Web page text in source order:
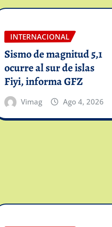
INTERNACIONAL
Sismo de magnitud 5,1
ocurre al sur de islas
Fiyi, informa GFZ
Vimag Ago 4, 2026